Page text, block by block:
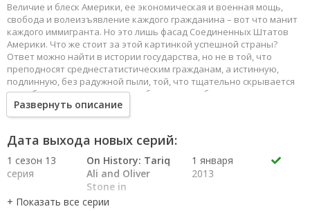
Величие и блеск Америки, ее экономическая и военная мощь,
свобода и волеизъявление каждого гражданина – вот что манит
каждого иммигранта. Но это лишь фасад Соединенных Штатов
Америки. Что же стоит за этой картинкой успешной страны?
Ответ можно найти в истории государства, но не в той, что
преподносят среднестатистическим гражданам, а истинную,
подлинную, без радужной пыли, той, что тщательно скрывается
от любопытных взглядов во избежание проблем.
Режиссер Оливер Стоун в сотрудничестве с историком Питером
Кузником пытается раскрыть глаза зрителям на реальные
США стали могущественной и самой влиятельной страной мира,
они сыграли значимую роль во второй мировой войне,
разработали и осуществили выпуск ядерного оружия, вели
бескомпромиссную войну во Вьетнаме, противостояли
Советским войскам в Афганистане, и провели множество явных и
тайных операций.
Развернуть описание
Дата выхода новых серий:
1 сезон 13
серия
On History: Tariq
Ali and Oliver
Stone in
Conversation
1 января
2013